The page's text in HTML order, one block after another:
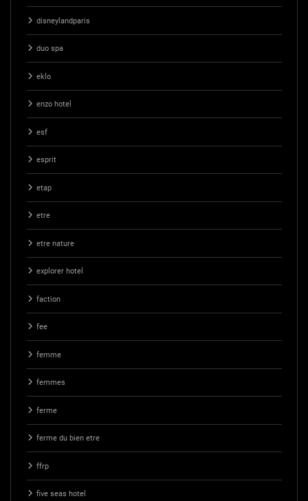
disneylandparis
duo spa
eklo
enzo hotel
esf
esprit
etap
etre
etre nature
explorer hotel
faction
fee
femme
femmes
ferme
ferme du bien etre
ffrp
five seas hotel